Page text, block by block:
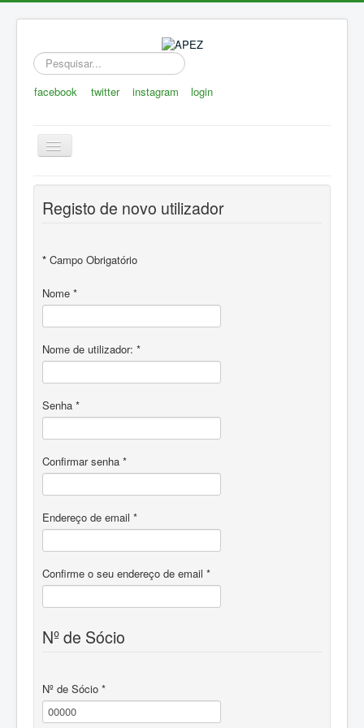
Pesquisar...
facebook twitter instagram login
Toggle
Navigation
APEZ
A Zootecnia
Eventos
ZOOTEC
RPZ
Loja
Sócios
Registo de novo utilizador
* Campo Obrigatório
Nome *
Nome de utilizador: *
Senha *
Confirmar senha *
Endereço de email *
Confirme o seu endereço de email *
Nº de Sócio
Nº de Sócio *